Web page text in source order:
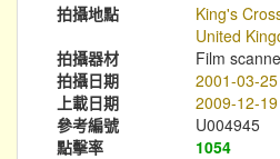
拍攝地點
King's
United
拍攝器材
Film
拍攝日期
2001-03-25
上載日期
2009-12-19
參考編號
U004945
點擊率
1054